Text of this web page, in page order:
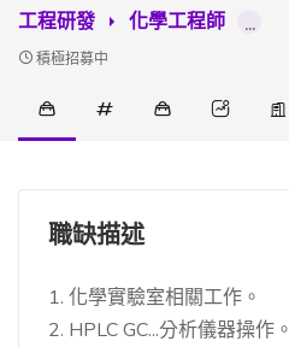
工程研發 化學工程師 ...
積極招募中
職缺描述
1. 化學實驗室相關工作。
2. HPLC GC...分析儀器操作。